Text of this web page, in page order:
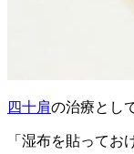
四十肩の治療とし
「湿布を貼ってお